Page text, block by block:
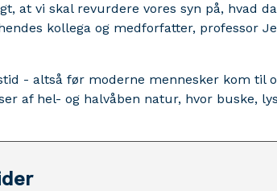
at vi skal revurdere vores syn på, hvad
kollega og medforfatter, professor
- altså før moderne mennesker kom til
af hel- og halvåben natur, hvor buske,